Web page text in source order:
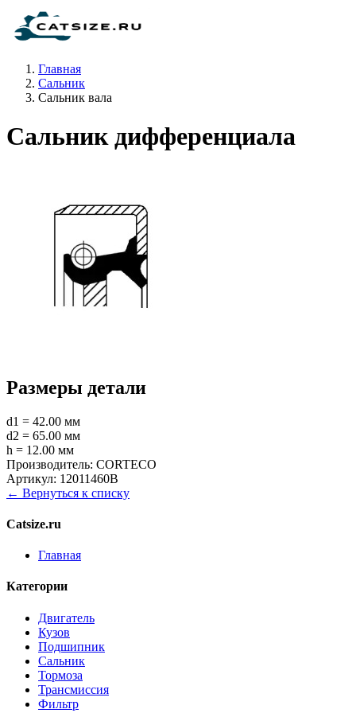
Главная
Сальник
Сальник вала
Сальник дифференциала
Размеры детали
d1 = 42.00 мм
d2 = 65.00 мм
h = 12.00 мм
Производитель: CORTECO
Артикул: 12011460B
← Вернуться к списку
Catsize.ru
Главная
Категории
Двигатель
Кузов
Подшипник
Сальник
Тормоза
Трансмиссия
Фильтр